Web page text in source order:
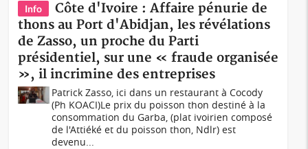
Info
Côte d'Ivoire : Affaire pénurie de
thons au Port d'Abidjan, les révélations
de Zasso, un proche du Parti
présidentiel, sur une « fraude organisée
», il incrimine des entreprises
Patrick Zasso, ici dans un restaurant à Cocody
(Ph KOACI)Le prix du poisson thon destiné à la
consommation du Garba, (plat ivoirien composé
de l'Attiéké et du poisson thon, Ndlr) est
devenu...